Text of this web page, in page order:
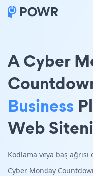
A Cyber
Business
Web
Kodlama veya baş
Cyber Monday